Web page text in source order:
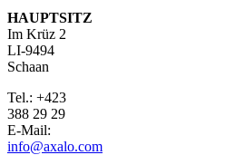
HAUPTSITZ
Im Krüz 2
LI-9494
Schaan
Tel.: +423
388 29 29
E-Mail:
info@axalo.com